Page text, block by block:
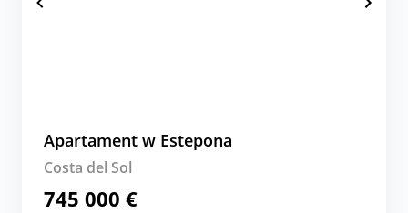
Apartament w Estepona
Costa del Sol
745 000 €